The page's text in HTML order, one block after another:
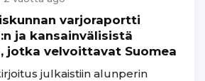
varjoraportti
ja kansainvälisistä
jotka velvoittavat Suomea
julkaistiin alunperin